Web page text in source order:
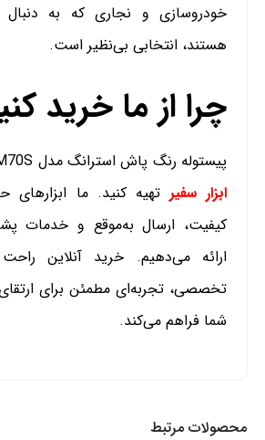
خودروسازی و نجاری که به دنبال
هستند، انتخابی بی‌نظیر است.
چرا از ما خرید
پیستوله رنگ پاش استرانگ مدل LM70S را با اطمینان از
ابزار سفیر تهیه کنید. ما ابزارهای
کیفیت، ارسال به‌موقع و خدمات
ارائه می‌دهیم. خرید آنلاین
تخصصی، تجربه‌ای مطمئن برای
شما فراهم می‌کند.
محصولات مرتبط